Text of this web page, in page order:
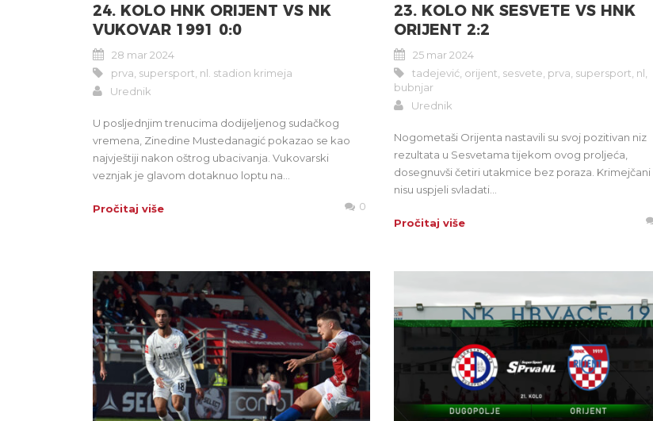
24. KOLO HNK ORIJENT VS NK
VUKOVAR 1991 0:0
28 mar 2024
prva supersport nl. stadion krimeja
Urednik
U posljednjim trenucima dodijeljenog sudačkog
vremena, Zinedine Mustedanagić pokazao se kao
najvještiji nakon oštrog ubacivanja. Vukovarski
veznjak je glavom dotaknuo loptu na...
Pročitaj više 0
23. KOLO NK SESVETE VS HNK
ORIJENT 2:2
25 mar 2024
tadejević orijent sesvete prva supersport nl
bubnjar
Urednik
Nogometaši Orijenta nastavili su svoj pozitivan niz
rezultata u Sesvetama tijekom ovog proljeća,
dosegnuvši četiri utakmice bez poraza. Krimejčani
nisu uspjeli svladati...
Pročitaj više